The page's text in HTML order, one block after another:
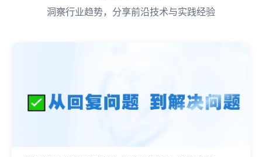
洞察行业趋势，分享前沿技术与实践经验